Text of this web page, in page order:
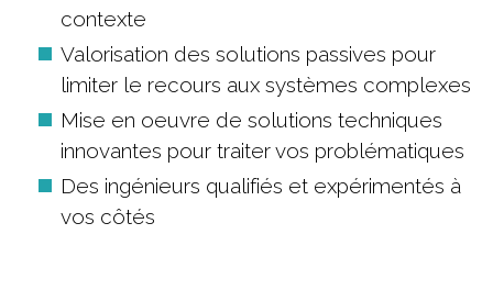
contexte
Valorisation des solutions passives pour
limiter le recours aux systèmes complexes
Mise en oeuvre de solutions techniques
innovantes pour traiter vos problématiques
Des ingénieurs qualifiés et expérimentés à
vos côtés